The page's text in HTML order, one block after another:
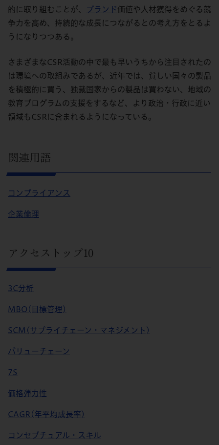
的に取り組むことが、
ブランド価値や人材獲得をめぐる競
争力を高め、持続的な成長につながるとの考え方をとるよ
うになりつつある。
さまざまなCSR活動の中で最も早いうちから注目されたの
は環境への取組みであるが、近年では、貧しい国々の製品
を積極的に買う、独裁国家からの製品は買わない、地域の
教育プログラムの支援をするなど、より政治・行政に近い
領域もCSRに含まれるようになっている。
関連用語
コンプライアンス
企業倫理
アクセストップ10
3C分析
MBO(目標管理)
SCM(サプライチェーン・マネジメント)
バリューチェーン
7S
価格弾力性
CAGR(年平均成長率)
コンセプチュアル・スキル